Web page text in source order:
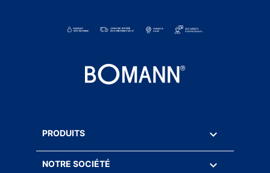
PRODUITS 
NOTRE SOCIÉTÉ 